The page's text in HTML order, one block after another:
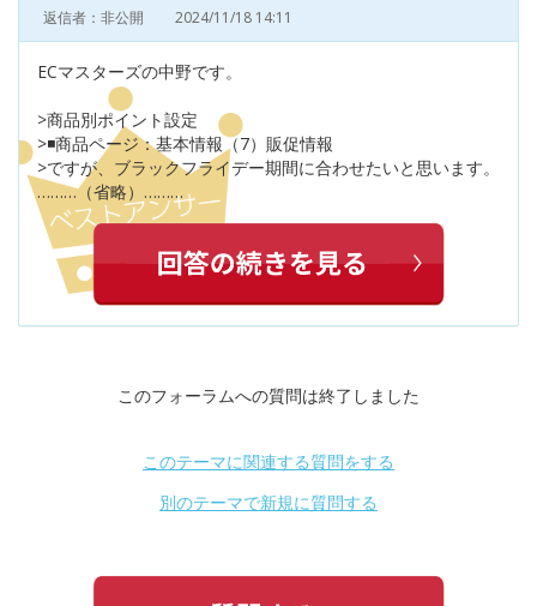
返信者：非公開 2024/11/18 14:11
ECマスターズの中野です。
>商品別ポイント設定
>◾️商品ページ：基本情報（7）販促情報
>ですが、ブラックフライデー期間に合わせたいと思います。
………（省略）………
このフォーラムへの質問は終了しました
このテーマに関連する質問をする
別のテーマで新規に質問する